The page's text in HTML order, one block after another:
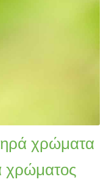
χρώματα
χρώματος